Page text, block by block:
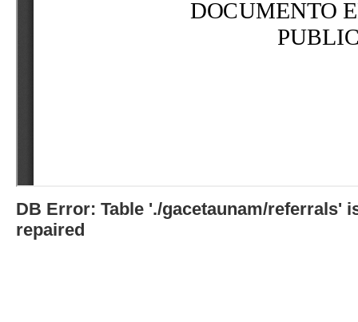
DB Error: Table './gacetaunam/referrals'
repaired